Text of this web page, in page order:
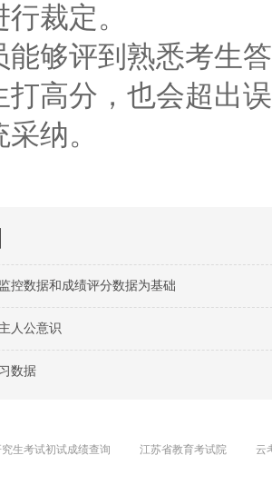
裁定。
评到熟悉考生答
打高分，也会超出
纳。
控数据和成绩评分数据为基础
人公意识
数据
生考试初试成绩查询 江苏省教育考试院 云